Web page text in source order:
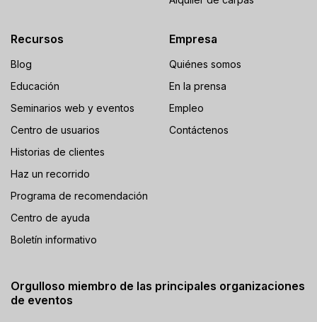
Recursos
Blog
Educación
Seminarios web y eventos
Centro de usuarios
Historias de clientes
Haz un recorrido
Programa de recomendación
Centro de ayuda
Boletín informativo
Empresa
Quiénes somos
En la prensa
Empleo
Contáctenos
Orgulloso miembro de las principales organizaciones
de eventos